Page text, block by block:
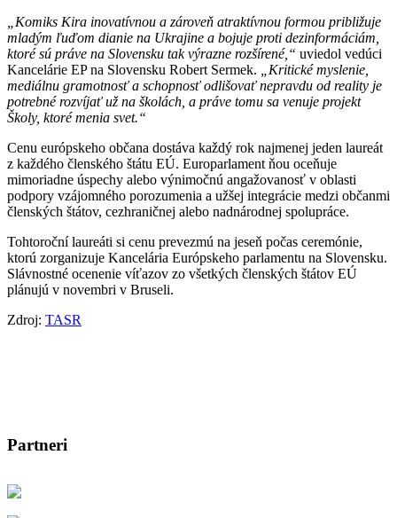
„Komiks Kira inovatívnou a zároveň atraktívnou formou približuje
mladým ľuďom dianie na Ukrajine a bojuje proti dezinformáciám,
ktoré sú práve na Slovensku tak výrazne rozšírené,“ uviedol vedúci
Kancelárie EP na Slovensku Robert Sermek.
„Kritické myslenie,
mediálnu gramotnosť a schopnosť odlišovať nepravdu od reality je
potrebné rozvíjať už na školách, a práve tomu sa venuje projekt
Školy, ktoré menia svet.“
Cenu európskeho občana dostáva každý rok najmenej jeden laureát
z každého členského štátu EÚ. Europarlament ňou oceňuje
mimoriadne úspechy alebo výnimočnú angažovanosť v oblasti
podpory vzájomného porozumenia a užšej integrácie medzi občanmi
členských štátov, cezhraničnej alebo nadnárodnej spolupráce.
Tohtoroční laureáti si cenu prevezmú na jeseň počas ceremónie,
ktorú zorganizuje Kancelária Európskeho parlamentu na Slovensku.
Slávnostné ocenenie víťazov zo všetkých členských štátov EÚ
plánujú v novembri v Bruseli.
Zdroj: TASR
Partneri